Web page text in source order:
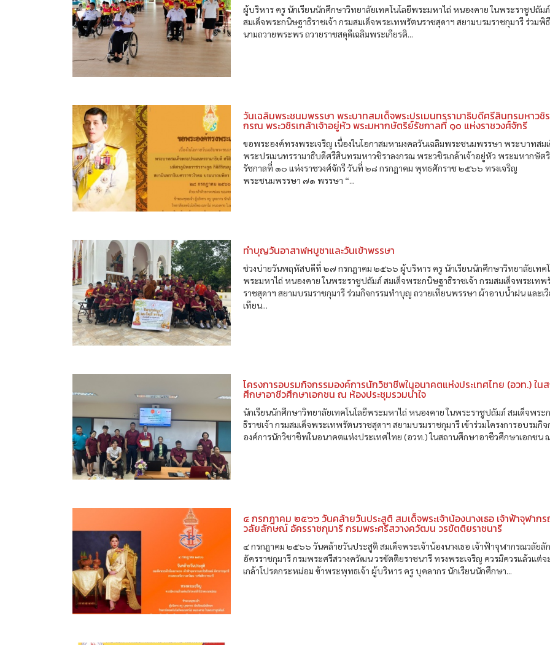
ผู้บริหาร ครู นักเรียนนักศึกษาวิทยาลัยเทคโนโลยีพระมหาไถ่ หนองคาย ในพระราชูปถัมภ์
สมเด็จพระกนิษฐาธิราชเจ้า กรมสมเด็จพระเทพรัตนราชสุดาฯ สยามบรมราชกุมารี ร่วมพิ
นามถวายพระพร ถวายราชสดุดีเฉลิมพระเกียรติ...
วันเฉลิมพระชนมพรรษา พระบาทสมเด็จพระปรเมนทรรามาธิบดีศรีสินทรมหาวชิ
กรณ พระวชิรเกล้าเจ้าอยู่หัว พระมหากษัตริย์รัชกาลที่ ๑๐ แห่งราชวงศ์จักรี
ขอพระองค์ทรงพระเจริญ เนื่องในโอกาสมหามงคลวันเฉลิมพระชนมพรรษา พระบาทสม
พระปรเมนทรรามาธิบดีศรีสินทรมหาวชิราลงกรณ พระวชิรเกล้าเจ้าอยู่หัว พระมหากษัต
รัชกาลที่ ๑๐ แห่งราชวงศ์จักรี วันที่ ๒๘ กรกฎาคม พุทธศักราช ๒๕๖๖ ทรงเจริญ
พระชนมพรรษา ๗๑ พรรษา “...
ทำบุญวันอาสาฬหบูชาและวันเข้าพรรษา
ช่วงบ่ายวันพฤหัสบดีที่ ๒๗ กรกฎาคม ๒๕๖๖ ผู้บริหาร ครู นักเรียนนักศึกษาวิทยาลัยเทคโ
พระมหาไถ่ หนองคาย ในพระราชูปถัมภ์ สมเด็จพระกนิษฐาธิราชเจ้า กรมสมเด็จพระเทพ
ราชสุดาฯ สยามบรมราชกุมารี ร่วมกิจกรรมทำบุญ ถวายเทียนพรรษา ผ้าอาบน้ำฝน และเ
เทียน...
โครงการอบรมกิจกรรมองค์การนักวิชาชีพในอนาคตแห่งประเทศไทย (อวท.) ใน
ศึกษาอาชีวศึกษาเอกชน ณ ห้องประชุมรวมน้ำใจ
นักเรียนนักศึกษาวิทยาลัยเทคโนโลยีพระมหาไถ่ หนองคาย ในพระราชูปถัมภ์ สมเด็จพระ
ธิราชเจ้า กรมสมเด็จพระเทพรัตนราชสุดาฯ สยามบรมราชกุมารี เข้าร่วมโครงการอบรมกิจ
องค์การนักวิชาชีพในอนาคตแห่งประเทศไทย (อวท.) ในสถานศึกษาอาชีวศึกษาเอกชน
๔ กรกฎาคม ๒๕๖๖ วันคล้ายวันประสูติ สมเด็จพระเจ้าน้องนางเธอ เจ้าฟ้าจุฬาก
วลัยลักษณ์ อัครราชกุมารี กรมพระศรีสวางควัฒน วรขัตติยราชนารี
๔ กรกฎาคม ๒๕๖๖ วันคล้ายวันประสูติ สมเด็จพระเจ้าน้องนางเธอ เจ้าฟ้าจุฬากรณวลัย
อัครราชกุมารี กรมพระศรีสวางควัฒน วรขัตติยราชนารี ทรงพระเจริญ ควรมิควรแล้วแต่จ
เกล้าโปรดกระหม่อม ข้าพระพุทธเจ้า ผู้บริหาร ครู บุคลากร นักเรียนนักศึกษา...